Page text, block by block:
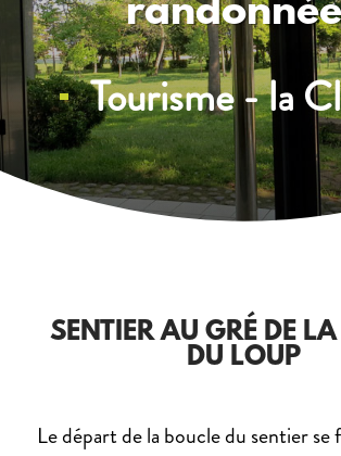
Tourisme - la
SENTIER AU GRÉ DE
DU LOUP
Le départ de la boucle du sentier se